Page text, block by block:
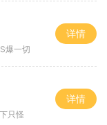
爆一切
详情
只怪
详情